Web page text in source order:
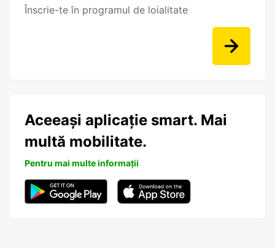
Înscrie-te în programul de loialitate
Aceeași aplicație smart. Mai
multă mobilitate.
Pentru mai multe informații